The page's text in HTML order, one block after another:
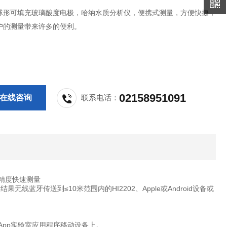
形可填充玻璃酸度电极，哈纳水质分析仪，便携式测量，方便快捷，
测量带来许多的便利。
线咨询 联系电话：02158951091
度快速测量
果无线蓝牙传送到≤10米范围内的HI2202、Apple或Android设备或
实验室应用程序移动设备上。